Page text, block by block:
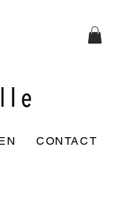
CONTACT